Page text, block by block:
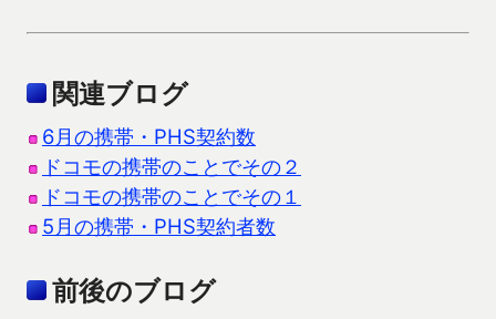
関連ブログ
6月の携帯・PHS契約数
ドコモの携帯のことでその２
ドコモの携帯のことでその１
5月の携帯・PHS契約者数
前後のブログ